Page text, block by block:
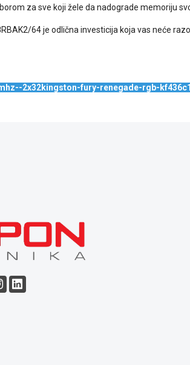
za sve koji žele da nadograde memoriju
64 je odlična investicija koja vas neće
2x32kingston-fury-renegade-rgb-